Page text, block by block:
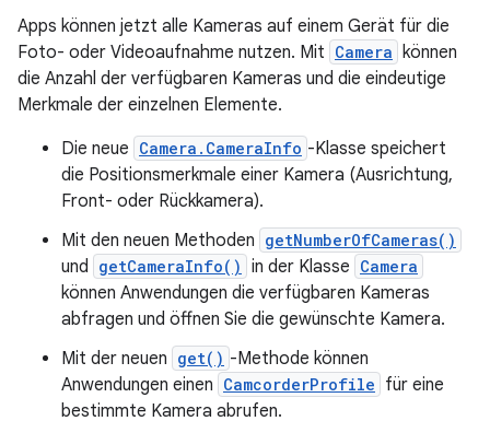
Apps können jetzt alle Kameras auf einem Gerät für die
Foto- oder Videoaufnahme nutzen. Mit Camera können
die Anzahl der verfügbaren Kameras und die eindeutige
Merkmale der einzelnen Elemente.
Die neue Camera.CameraInfo -Klasse speichert
die Positionsmerkmale einer Kamera (Ausrichtung,
Front- oder Rückkamera).
Mit den neuen Methoden getNumberOfCameras()
und getCameraInfo() in der Klasse Camera
können Anwendungen die verfügbaren Kameras
abfragen und öffnen Sie die gewünschte Kamera.
Mit der neuen get() -Methode können
Anwendungen einen CamcorderProfile für eine
bestimmte Kamera abrufen.